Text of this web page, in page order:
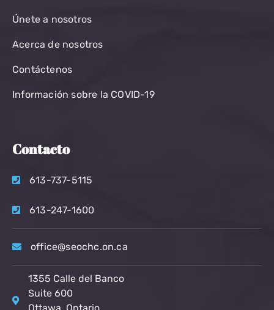
Únete a nosotros
Acerca de nosotros
Contáctenos
Información sobre la COVID-19
Contacto
613-737-5115
613-247-1600
office@seochc.on.ca
1355 Calle del Banco
Suite 600